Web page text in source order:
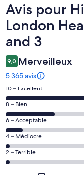
Avis
Avis pour
London
and 3
9,0 Merveilleux
5 365 avis
Note
de 10
–
Excellent,
d’après
3489 avis
sur 5365.
10 – Excellent
Note
de 8
–
Bien,
d’après
1233 avis
sur 5365.
8 – Bien
Note
de 6
–
Acceptable,
d’après
6 – Acceptable
Note
de 4
–
4 – Médiocre
Note
de 2
2 – Terrible